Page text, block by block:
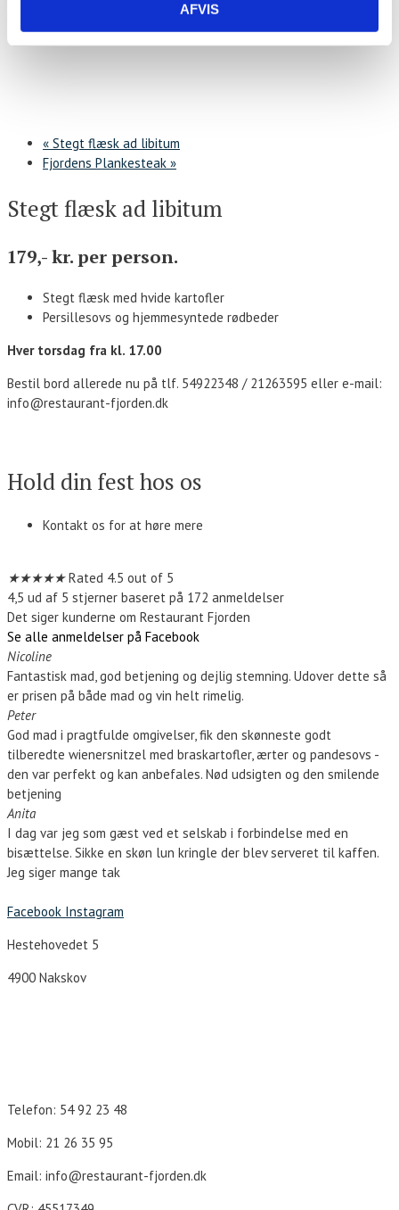
AFVIS
« Stegt flæsk ad libitum
Fjordens Plankesteak »
Stegt flæsk ad libitum
179,- kr. per person.
Stegt flæsk med hvide kartofler
Persillesovs og hjemmesyntede rødbeder
Hver torsdag fra kl. 17.00
Bestil bord allerede nu på tlf. 54922348 / 21263595 eller e-mail:
info@restaurant-fjorden.dk
Hold din fest hos os
Kontakt os for at høre mere
★★★★★ Rated 4.5 out of 5
4,5 ud af 5 stjerner baseret på 172 anmeldelser
Det siger kunderne om Restaurant Fjorden
Se alle anmeldelser på Facebook
Nicoline
Fantastisk mad, god betjening og dejlig stemning. Udover dette så
er prisen på både mad og vin helt rimelig.
Peter
God mad i pragtfulde omgivelser, fik den skønneste godt
tilberedte wienersnitzel med braskartofler, ærter og pandesovs -
den var perfekt og kan anbefales. Nød udsigten og den smilende
betjening
Anita
I dag var jeg som gæst ved et selskab i forbindelse med en
bisættelse. Sikke en skøn lun kringle der blev serveret til kaffen.
Jeg siger mange tak
Facebook Instagram
Hestehovedet 5
4900 Nakskov
Telefon: 54 92 23 48
Mobil: 21 26 35 95
Email: info@restaurant-fjorden.dk